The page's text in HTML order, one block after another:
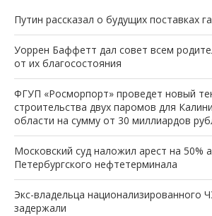
Путин рассказал о будущих поставках
Уоррен Баффетт дал совет всем
от их благосостояния
ФГУП «Росморпорт» проведет новый
строительства двух паромов для
области на сумму от 30 миллиардов
Московский суд наложил арест на 50%
Петербургского нефтетерминала
Экс-владельца национализированного
задержали